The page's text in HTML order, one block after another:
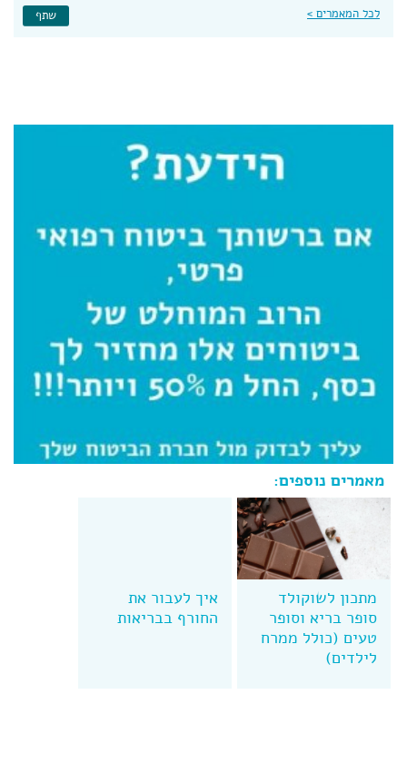
לכל המאמרים > שתף
מאמרים נוספים:
איך לעבור את
החורף בבריאות
מתכון לשוקולד
סופר בריא וסופר
טעים (כולל ממרח
לילדים)